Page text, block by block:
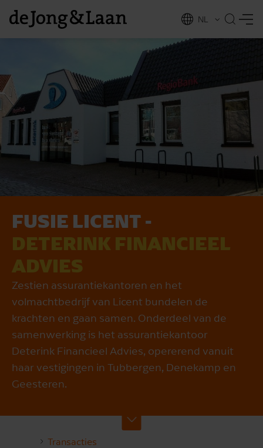
EN
NL
FUSIE LICENT -
DETERINK FINANCIEEL
ADVIES
Zestien assurantiekantoren en het
volmachtbedrijf van Licent bundelen de
krachten en gaan samen. Onderdeel van de
samenwerking is het assurantiekantoor
Deterink Financieel Advies, opererend vanuit
haar vestigingen in Tubbergen, Denekamp en
Geesteren.
Transacties